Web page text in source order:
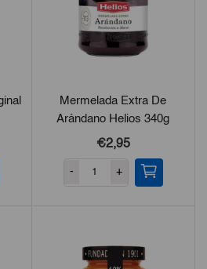
Mermelada Extra De
Arándano Helios 340g
€2,95
- +